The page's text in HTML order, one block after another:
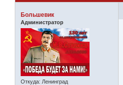
Большевик
Администратор
Откуда: Ленинград